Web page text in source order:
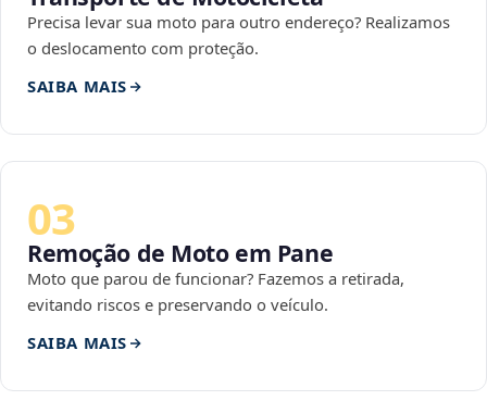
Precisa levar sua moto para outro endereço? Realizamos
o deslocamento com proteção.
SAIBA MAIS
03
Remoção de Moto em Pane
Moto que parou de funcionar? Fazemos a retirada,
evitando riscos e preservando o veículo.
SAIBA MAIS